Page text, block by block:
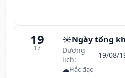
19
17
☀️Ngày tổng
Dương
lịch:
19/08/
☁Hắc đạo